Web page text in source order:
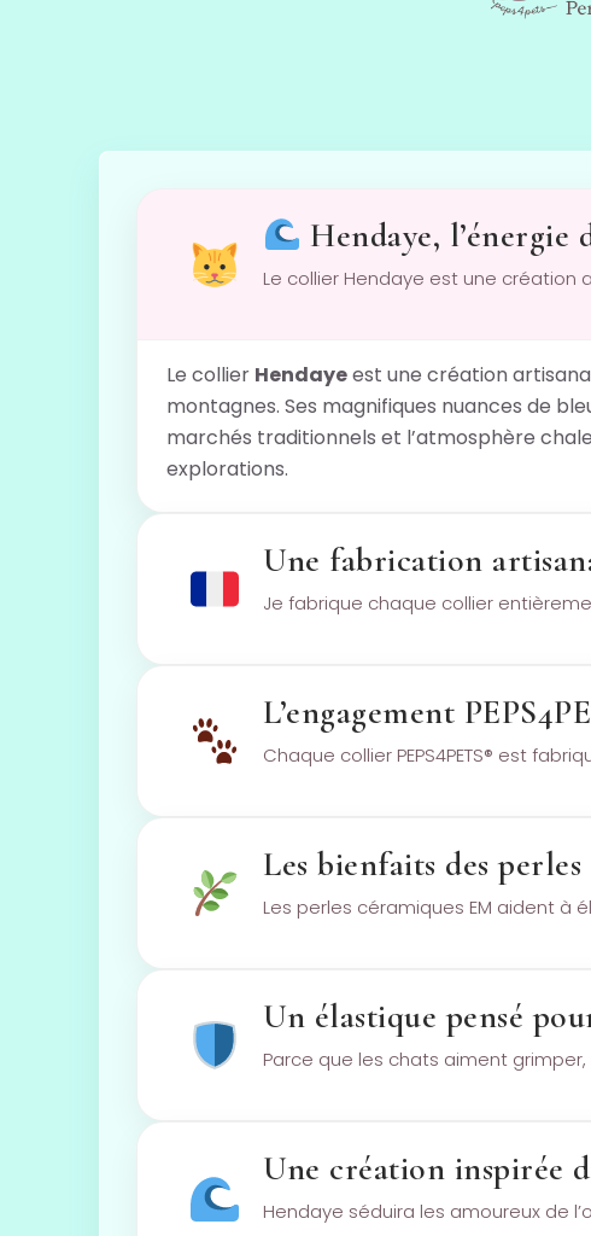
Hendaye,
Le collier Hendaye est une création
Le collier Hendayeest une création
montagnes. Ses magnifiques nuances de
marchés traditionnels et l’atmosphère
explorations.
Une fabrication
Je fabrique chaque collier
L’engagement
Chaque collier PEPS4PETS® est
Les bienfaits des
Les perles céramiques EM aident à
Un élastique pensé
Parce que les chats aiment
Une création inspirée
Hendaye séduira les amoureux de